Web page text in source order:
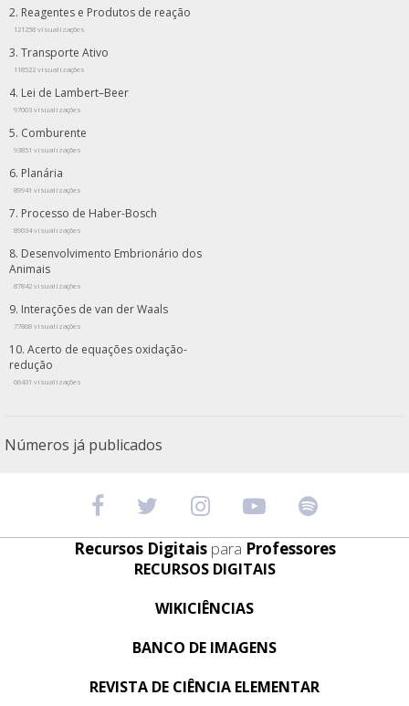
Reagentes e Produtos de reação
121258 visualizações
Transporte Ativo
118522 visualizações
Lei de Lambert–Beer
97003 visualizações
Comburente
93851 visualizações
Planária
89941 visualizações
Processo de Haber-Bosch
89034 visualizações
Desenvolvimento Embrionário dos
Animais
87842 visualizações
Interações de van der Waals
77868 visualizações
Acerto de equações oxidação-
redução
66431 visualizações
Números já publicados
Recursos Digitais para Professores
RECURSOS DIGITAIS
WIKICIÊNCIAS
BANCO DE IMAGENS
REVISTA DE CIÊNCIA ELEMENTAR